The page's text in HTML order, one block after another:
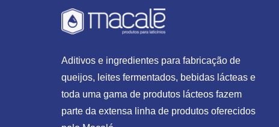
Aditivos e ingredientes para fabricação de
queijos, leites fermentados, bebidas lácteas e
toda uma gama de produtos lácteos fazem
parte da extensa linha de produtos oferecidos